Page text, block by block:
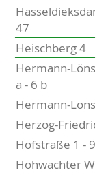
47
Heischberg 4
Hermann-
a - 6 b
Hermann-
Herzog-
Hofstraße 1 - 9
Hohwachter